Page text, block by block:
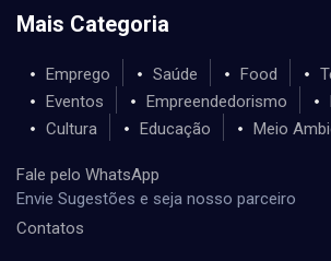
Mais Categoria
Emprego Saúde Food
Eventos
Empreendedorismo
Cultura
Educação Meio
Fale pelo WhatsApp
Envie Sugestões e seja nosso parceiro
Contatos